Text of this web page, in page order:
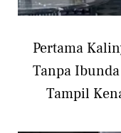
Pertama
Tanpa
Tampil